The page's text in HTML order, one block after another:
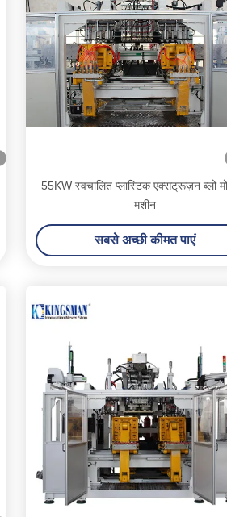
55KW स्वचालित प्लास्टिक एक्सट्रूज़न ब्लो
मशीन
सबसे अच्छी कीमत पाएं